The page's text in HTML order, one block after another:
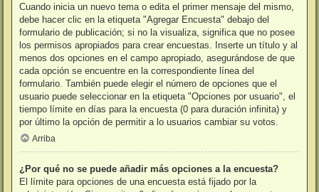
Cuando inicia un nuevo tema o edita el primer mensaje del mismo,
debe hacer clic en la etiqueta "Agregar Encuesta" debajo del
formulario de publicación; si no la visualiza, significa que no posee
los permisos apropiados para crear encuestas. Inserte un título y al
menos dos opciones en el campo apropiado, asegurándose de que
cada opción se encuentre en la correspondiente línea del
formulario. También puede elegir el número de opciones que el
usuario puede seleccionar en la etiqueta "Opciones por usuario", el
tiempo límite en días para la encuesta (0 para duración infinita) y
por último la opción de permitir a lo usuarios cambiar su votos.
Arriba
¿Por qué no se puede añadir más opciones a la encuesta?
El límite para opciones de una encuesta está fijado por la